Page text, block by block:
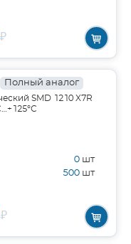
₽
Полный аналог
SMD 1210 X7R
0 шт
500 шт
₽